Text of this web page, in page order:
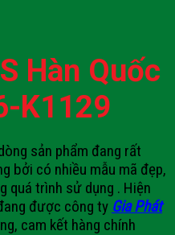
Hàn Quốc
K1129
sản phẩm đang rất
bởi có nhiều mẫu mã đẹp,
quá trình sử dụng . Hiện
được công ty Gia Phát
cam kết hàng chính